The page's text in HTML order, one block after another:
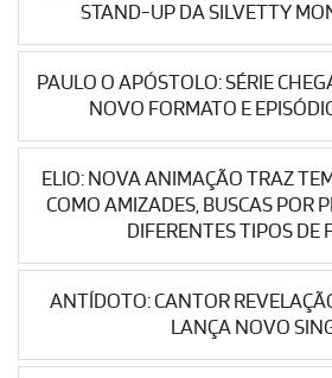
STAND-UP DA SILVETTY
PAULO O APÓSTOLO: SÉRIE
NOVO FORMATO E
ELIO: NOVA ANIMAÇÃO TRAZ
COMO AMIZADES, BUSCAS POR
DIFERENTES TIPOS DE
ANTÍDOTO: CANTOR
LANÇA NOVO